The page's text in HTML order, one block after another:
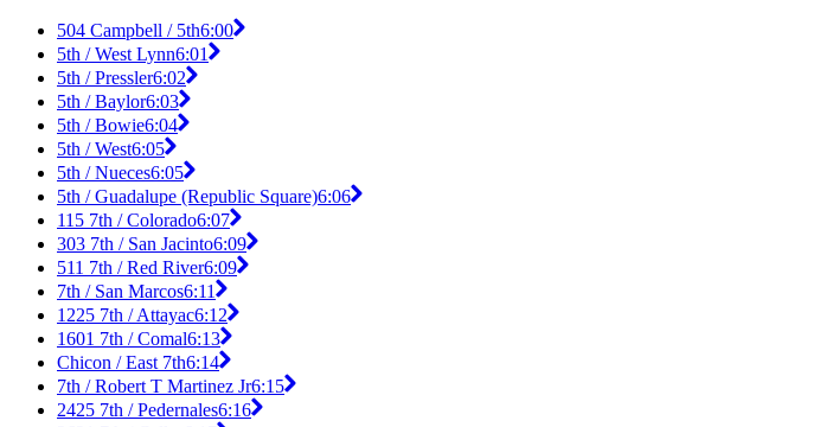
504 Campbell / 5th6:00
5th / West Lynn6:01
5th / Pressler6:02
5th / Baylor6:03
5th / Bowie6:04
5th / West6:05
5th / Nueces6:05
5th / Guadalupe (Republic Square)6:06
115 7th / Colorado6:07
303 7th / San Jacinto6:09
511 7th / Red River6:09
7th / San Marcos6:11
1225 7th / Attayac6:12
1601 7th / Comal6:13
Chicon / East 7th6:14
7th / Robert T Martinez Jr6:15
2425 7th / Pedernales6:16